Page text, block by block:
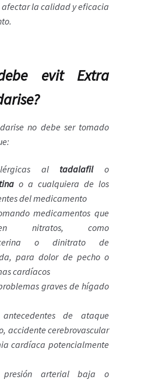
afectar la calidad y eficacia
evit Extra
no debe ser tomado
al tadalafil
o
o a cualquiera de los
del medicamento
medicamentos que
nitratos, como
o dinitrato de
para dolor de pecho o
cardíacos
graves de hígado
antecedentes de ataque
accidente cerebrovascular
cardíaca potencialmente
presión arterial baja o